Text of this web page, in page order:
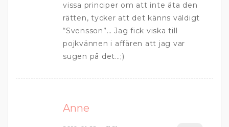
vissa principer om att inte äta den
rätten, tycker att det känns väldigt
“Svensson”… Jag fick viska till
pojkvännen i affären att jag var
sugen på det…;)
Anne